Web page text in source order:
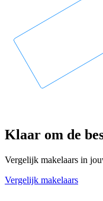
Klaar om de
Vergelijk makelaars in
Vergelijk makelaars